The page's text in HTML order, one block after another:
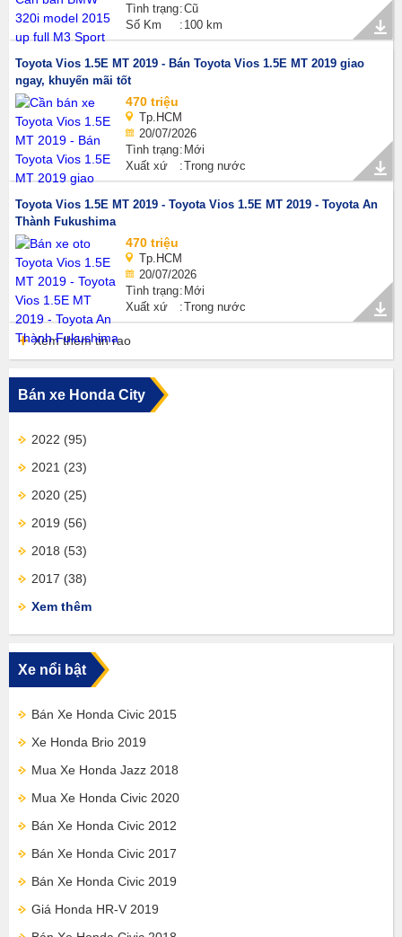
Tình trạng Cũ
Số Km
100 km
Toyota Vios 1.5E MT 2019 - Bán Toyota Vios 1.5E MT 2019 giao
ngay, khuyến mãi tốt
470 triệu
Tp.HCM
20/07/2026
Tình trạng Mới
Xuất xứ
Trong nước
Toyota Vios 1.5E MT 2019 - Toyota Vios 1.5E MT 2019 - Toyota An
Thành Fukushima
470 triệu
Tp.HCM
20/07/2026
Tình trạng Mới
Xuất xứ
Trong nước
Xem thêm tin rao
Bán xe Honda City
2022 (95)
2021 (23)
2020 (25)
2019 (56)
2018 (53)
2017 (38)
Xem thêm
Xe nổi bật
Bán Xe Honda Civic 2015
Xe Honda Brio 2019
Mua Xe Honda Jazz 2018
Mua Xe Honda Civic 2020
Bán Xe Honda Civic 2012
Bán Xe Honda Civic 2017
Bán Xe Honda Civic 2019
Giá Honda HR-V 2019